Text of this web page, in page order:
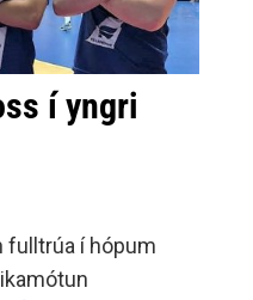
í yngri
fulltrúa í hópum